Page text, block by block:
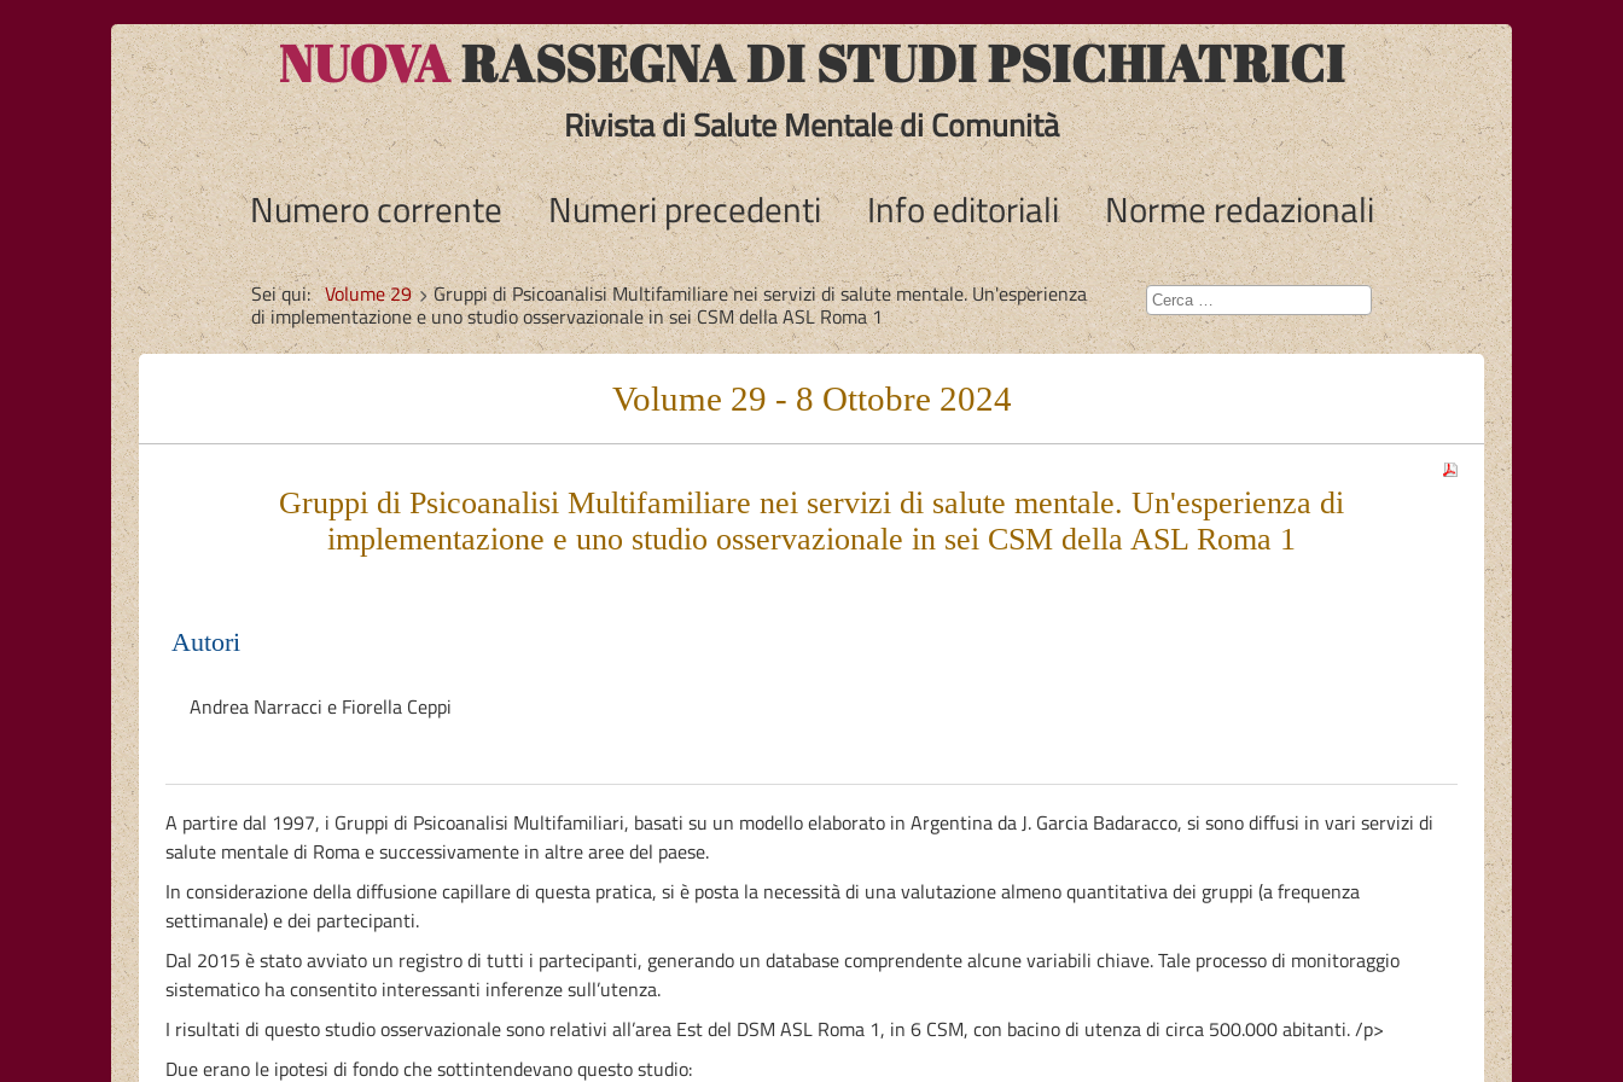
NUOVARASSEGNA DI STUDI PSICHIATRICI
Rivista di Salute Mentale di Comunità
Numero corrente Numeri precedenti Info editoriali Norme redazionali
Sei qui:Volume 29 Gruppi di Psicoanalisi Multifamiliare nei servizi di salute mentale. Un'esperienza
di implementazione e uno studio osservazionale in sei CSM della ASL Roma 1
Volume 29 - 8 Ottobre 2024
Gruppi di Psicoanalisi Multifamiliare nei servizi di salute mentale. Un'esperienza di
implementazione e uno studio osservazionale in sei CSM della ASL Roma 1
Autori
Andrea Narracci e Fiorella Ceppi
A partire dal 1997, i Gruppi di Psicoanalisi Multifamiliari, basati su un modello elaborato in Argentina da J. Garcia Badaracco, si sono diffusi in vari servizi di
salute mentale di Roma e successivamente in altre aree del paese.
In considerazione della diffusione capillare di questa pratica, si è posta la necessità di una valutazione almeno quantitativa dei gruppi (a frequenza
settimanale) e dei partecipanti.
Dal 2015 è stato avviato un registro di tutti i partecipanti, generando un database comprendente alcune variabili chiave. Tale processo di monitoraggio
sistematico ha consentito interessanti inferenze sull’utenza.
I risultati di questo studio osservazionale sono relativi all’area Est del DSM ASL Roma 1, in 6 CSM, con bacino di utenza di circa 500.000 abitanti. /p>
Due erano le ipotesi di fondo che sottintendevano questo studio: